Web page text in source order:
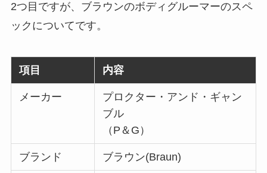
2つ目ですが、ブラウンのボディグルーマーのスペ
ックについてです。
項目 内容
メーカー
プロクター・アンド・ギャン
ブル
（P＆G）
ブランド ブラウン(Braun)